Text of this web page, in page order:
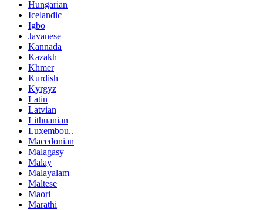
Hungarian
Icelandic
Igbo
Javanese
Kannada
Kazakh
Khmer
Kurdish
Kyrgyz
Latin
Latvian
Lithuanian
Luxembou..
Macedonian
Malagasy
Malay
Malayalam
Maltese
Maori
Marathi